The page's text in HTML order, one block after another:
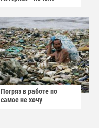
Погряз в работе по
самое не хочу